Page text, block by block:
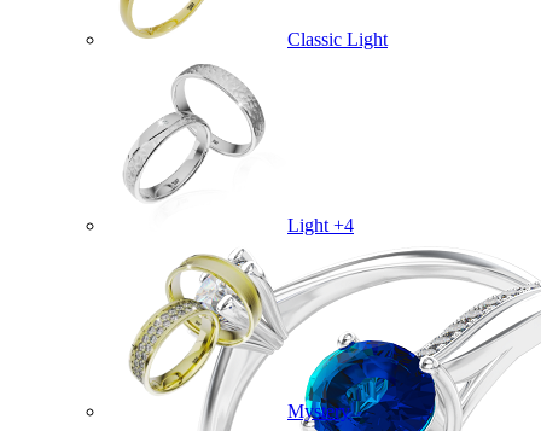
Classic Light
Light +4
Mystery